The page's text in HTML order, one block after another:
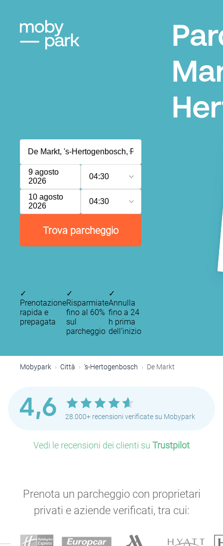
9 agosto
2026
04:30
10 agosto
2026
04:30
Trova parcheggio
✓
Prenotazione
rapida e
prepagata
✓
Risparmiate
fino al 60%
sul
parcheggio
✓
Annulla
fino a 24
h prima
dell’inizio
Mobypark Città 's-Hertogenbosch De Markt
4,6 28.000+ recensioni verificate su Mobypark
Vedi le recensioni dei clienti su Trustpilot
Prenota un parcheggio con proprietari
privati e aziende verificati, tra cui: